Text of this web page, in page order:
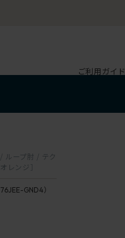
ご利用ガイド
ループ肘 / テク
レンジ］
GND4）